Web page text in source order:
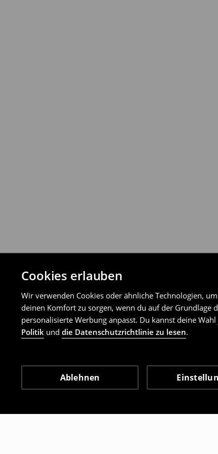
Cookies erlauben
Wir verwenden Cookies oder ähnliche Technologien,
deinen Komfort zu sorgen, wenn du auf der Grundlage
personalisierte Werbung anpasst. Du kannst deine
Politik und die Datenschutzrichtlinie zu lesen.
Ablehnen